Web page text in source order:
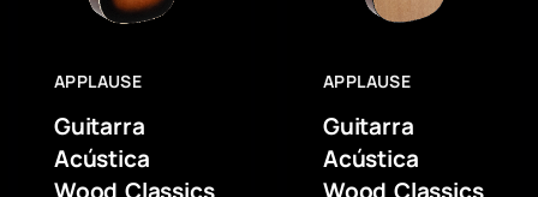
APPLAUSE
Guitarra
Acústica
APPLAUSE
Guitarra
Acústica